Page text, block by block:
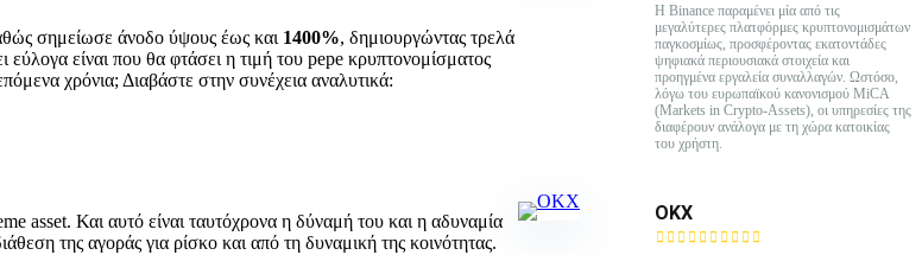
σημείωσε άνοδο ύψους έως και 1400%, δημιουργώντας τρελά
είναι που θα φτάσει η τιμή του pepe κρυπτονομίσματος
χρόνια; Διαβάστε στην συνέχεια αναλυτικά:
asset. Και αυτό είναι ταυτόχρονα η δύναμή του και η αδυναμία
της αγοράς για ρίσκο και από τη δυναμική της κοινότητας.
Η Binance παραμένει μία από τις
μεγαλύτερες πλατφόρμες κρυπτονομισμάτων
παγκοσμίως, προσφέροντας εκατοντάδες
ψηφιακά περιουσιακά στοιχεία και
προηγμένα εργαλεία συναλλαγών. Ωστόσο,
λόγω του ευρωπαϊκού κανονισμού MiCA
(Markets in Crypto-Assets), οι υπηρεσίες της
διαφέρουν ανάλογα με τη χώρα κατοικίας
του χρήστη.
ΟΚΧ